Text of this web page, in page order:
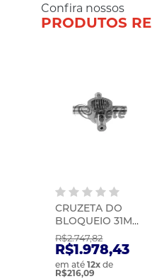
Confira nossos
PRODUTOS
CRUZETA DO
BLOQUEIO 31MM
(MODERNA
S/BUCHA) |
EURORICAMBI |
30001308-5
R$2.747,82
R$1.978,43
em até12x de
R$216,09